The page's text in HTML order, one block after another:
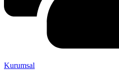
Kurumsal